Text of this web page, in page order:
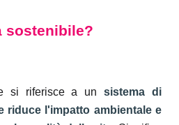
sostenibile?
si riferisce a unsistema di
riduce l'impatto ambientale e